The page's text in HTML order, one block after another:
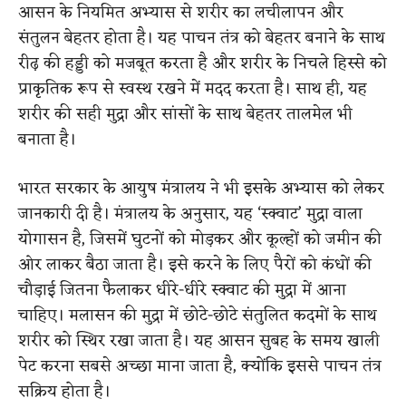
आसन के नियमित अभ्यास से शरीर का लचीलापन और
संतुलन बेहतर होता है। यह पाचन तंत्र को बेहतर बनाने के साथ
रीढ़ की हड्डी को मजबूत करता है और शरीर के निचले हिस्से को
प्राकृतिक रूप से स्वस्थ रखने में मदद करता है। साथ ही, यह
शरीर की सही मुद्रा और सांसों के साथ बेहतर तालमेल भी
बनाता है।
भारत सरकार के आयुष मंत्रालय ने भी इसके अभ्यास को लेकर
जानकारी दी है। मंत्रालय के अनुसार, यह ‘स्क्वाट’ मुद्रा वाला
योगासन है, जिसमें घुटनों को मोड़कर और कूल्हों को जमीन की
ओर लाकर बैठा जाता है। इसे करने के लिए पैरों को कंधों की
चौड़ाई जितना फैलाकर धीरे-धीरे स्क्वाट की मुद्रा में आना
चाहिए। मलासन की मुद्रा में छोटे-छोटे संतुलित कदमों के साथ
शरीर को स्थिर रखा जाता है। यह आसन सुबह के समय खाली
पेट करना सबसे अच्छा माना जाता है, क्योंकि इससे पाचन तंत्र
सक्रिय होता है।